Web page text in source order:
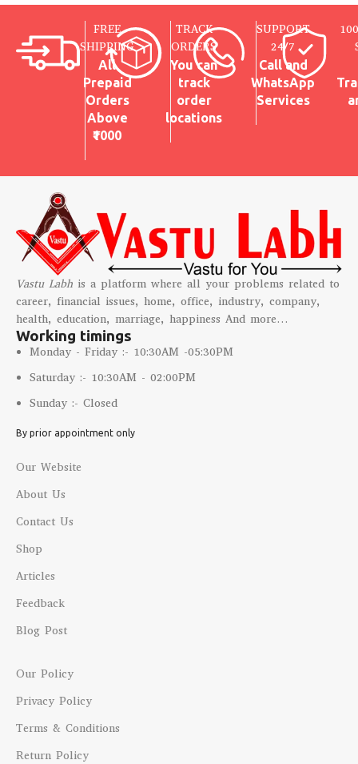
FREE
SHIPPING
All
Prepaid
Orders
Above
₹1000
TRACK
ORDERS
You can
track
order
locations
SUPPORT
24/7
Call and
WhatsApp
Services
Vastu Labh is a platform where all your problems related to
career, financial issues, home, office, industry, company,
health, education, marriage, happiness And more…
Working timings
Monday - Friday :- 10:30AM -05:30PM
Saturday :- 10:30AM - 02:00PM
Sunday :- Closed
By prior appointment only
Our Website
About Us
Contact Us
Shop
Articles
Feedback
Blog Post
Our Policy
Privacy Policy
Terms & Conditions
Return Policy